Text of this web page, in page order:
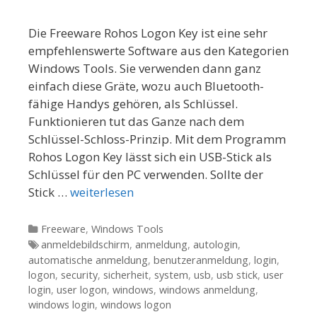
Die Freeware Rohos Logon Key ist eine sehr
empfehlenswerte Software aus den Kategorien
Windows Tools. Sie verwenden dann ganz
einfach diese Gräte, wozu auch Bluetooth-
fähige Handys gehören, als Schlüssel.
Funktionieren tut das Ganze nach dem
Schlüssel-Schloss-Prinzip. Mit dem Programm
Rohos Logon Key lässt sich ein USB-Stick als
Schlüssel für den PC verwenden. Sollte der
Stick … weiterlesen
Kategorien
Freeware, Windows Tools
Tags
anmeldebildschirm, anmeldung, autologin,
automatische anmeldung, benutzeranmeldung, login,
logon, security, sicherheit, system, usb, usb stick, user
login, user logon, windows, windows anmeldung,
windows login, windows logon